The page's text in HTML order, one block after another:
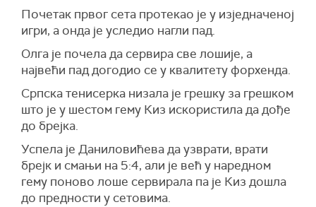
Почетак првог сета протекао је у изједначеној
игри, а онда је уследио нагли пад.
Олга је почела да сервира све лошије, а
највећи пад догодио се у квалитету форхенда.
Српска тенисерка низала је грешку за грешком
што је у шестом гему Киз искористила да дође
до брејка.
Успела је Даниловићева да узврати, врати
брејк и смањи на 5:4, али је већ у наредном
гему поново лоше сервирала па је Киз дошла
до предности у сетовима.